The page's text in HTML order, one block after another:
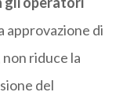
approvazione di
riduce la
del